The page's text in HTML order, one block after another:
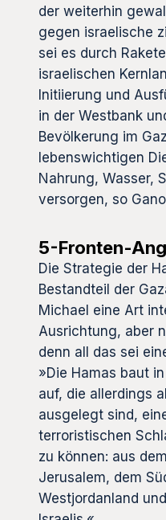
der weiterhin
gegen israelische
sei es durch
israelischen
Initiierung und
in der Westbank
Bevölkerung im
lebenswichtigen
Nahrung, Wasser,
versorgen, so
5-Fronten-
Die Strategie der
Bestandteil der
Michael eine Art
Ausrichtung, aber
denn all das sei
»Die Hamas baut
auf, die allerdings
ausgelegt sind,
terroristischen
zu können: aus
Jerusalem, dem
Westjordanland